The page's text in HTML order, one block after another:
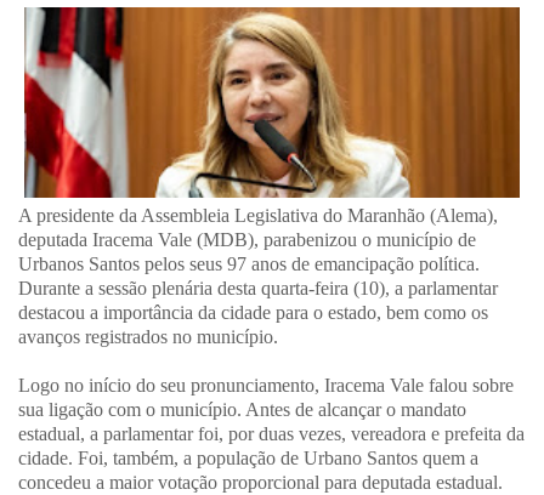
A presidente da Assembleia Legislativa do Maranhão (Alema),
deputada Iracema Vale (MDB), parabenizou o município de
Urbanos Santos pelos seus 97 anos de emancipação política.
Durante a sessão plenária desta quarta-feira (10), a parlamentar
destacou a importância da cidade para o estado, bem como os
avanços registrados no município.
Logo no início do seu pronunciamento, Iracema Vale falou sobre
sua ligação com o município. Antes de alcançar o mandato
estadual, a parlamentar foi, por duas vezes, vereadora e prefeita da
cidade. Foi, também, a população de Urbano Santos quem a
concedeu a maior votação proporcional para deputada estadual.